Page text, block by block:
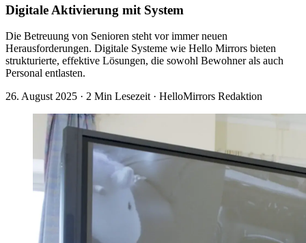
Digitale Aktivierung mit System
Die Betreuung von Senioren steht vor immer neuen
Herausforderungen. Digitale Systeme wie Hello Mirrors bieten
strukturierte, effektive Lösungen, die sowohl Bewohner als auch
Personal entlasten.
26. August 2025 · 2 Min Lesezeit · HelloMirrors Redaktion